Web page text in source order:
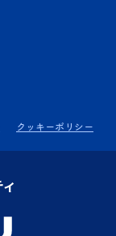
クッキーポリシー